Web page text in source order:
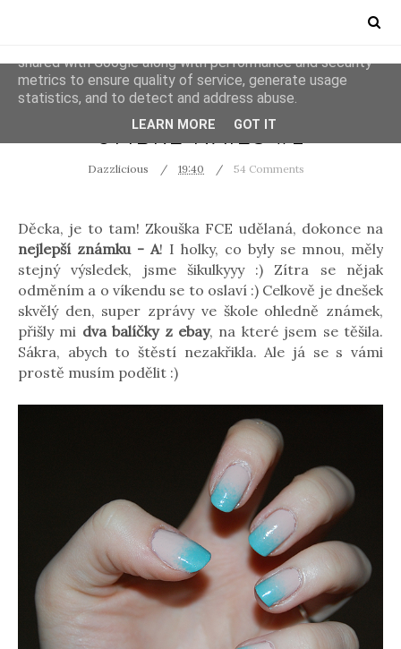
NEHTY
OMBRÉ NAILS #2
Dazzlicious 19:40 54 Comments
Děcka, je to tam! Zkouška FCE udělaná, dokonce na
nejlepší známku - A! I holky, co byly se mnou, měly
stejný výsledek, jsme šikulkyyy :) Zítra se nějak
odměním a o víkendu se to oslaví :) Celkově je dnešek
skvělý den, super zprávy ve škole ohledně známek,
přišly mi dva balíčky z ebay, na které jsem se těšila.
Sákra, abych to štěstí nezakřikla. Ale já se s vámi
prostě musím podělit :)
This site uses cookies from Google to deliver its services
shared with Google along with performance and security
metrics to ensure quality of service, generate usage
statistics, and to detect and address abuse.
LEARN MORE GOT IT